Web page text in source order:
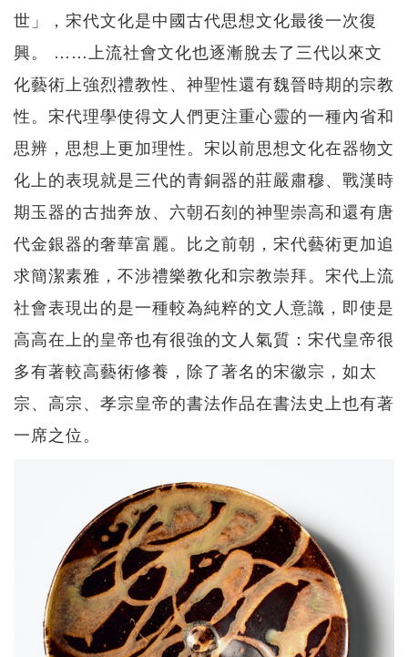
世」，宋代文化是中國古代思想文化最後一次復
興。 ……上流社會文化也逐漸脫去了三代以來文
化藝術上強烈禮教性、神聖性還有魏晉時期的宗教
性。宋代理學使得文人們更注重心靈的一種內省和
思辨，思想上更加理性。宋以前思想文化在器物文
化上的表現就是三代的青銅器的莊嚴肅穆、戰漢時
期玉器的古拙奔放、六朝石刻的神聖崇高和還有唐
代金銀器的奢華富麗。比之前朝，宋代藝術更加追
求簡潔素雅，不涉禮樂教化和宗教崇拜。宋代上流
社會表現出的是一種較為純粹的文人意識，即使是
高高在上的皇帝也有很強的文人氣質：宋代皇帝很
多有著較高藝術修養，除了著名的宋徽宗，如太
宗、高宗、孝宗皇帝的書法作品在書法史上也有著
一席之位。